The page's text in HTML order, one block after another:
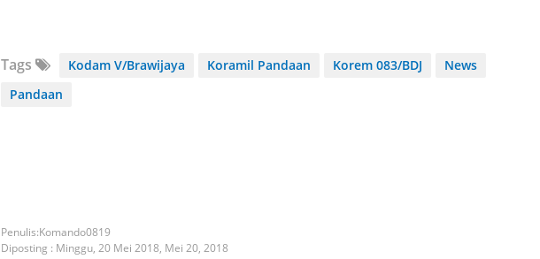
Tags Kodam V/Brawijaya Koramil Pandaan Korem 083/BDJ
News
Pandaan
Komando0819
Diposting : Minggu, 20 Mei 2018, Mei 20, 2018